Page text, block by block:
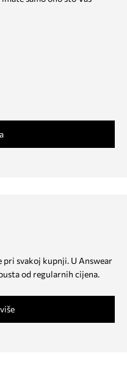
svakoj kupnji. U Answear
od regularnih cijena.